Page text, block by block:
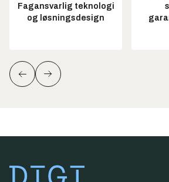
Fagansvarlig teknologi
og løsningsdesign